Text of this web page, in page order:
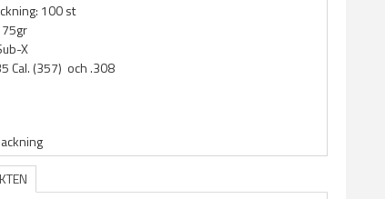
100 st
X
Cal. (357) och .308